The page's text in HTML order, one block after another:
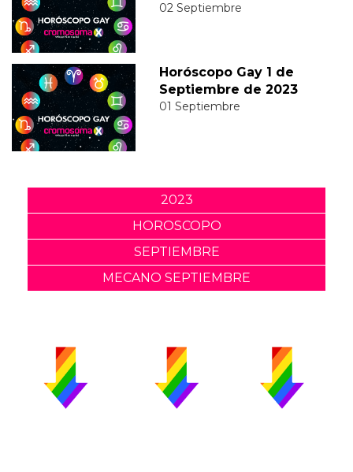
02 Septiembre
Horóscopo Gay 1 de
Septiembre de 2023
01 Septiembre
2023
HOROSCOPO
SEPTIEMBRE
MECANO SEPTIEMBRE